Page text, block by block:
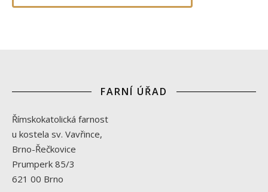
FARNÍ ÚŘAD
Římskokatolická farnost
u kostela sv. Vavřince,
Brno-Řečkovice
Prumperk 85/3
621 00 Brno